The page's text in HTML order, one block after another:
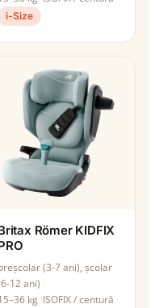
i-Size
Römer KIDFIX
(3-7 ani), școlar
12 ani)
kg ISOFIX / centură